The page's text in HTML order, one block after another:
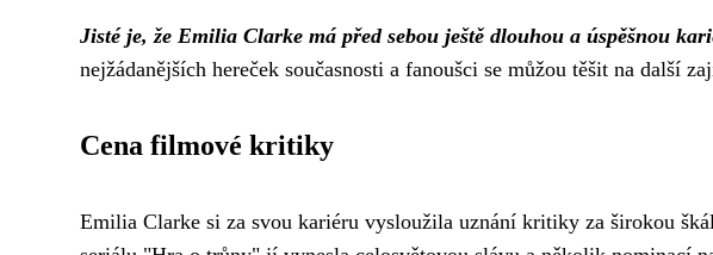
Jisté je, že Emilia Clarke má před sebou ještě dlouhou a úspěšnou
nejžádanějších hereček současnosti a fanoušci se můžou těšit na další
Cena filmové kritiky
Emilia Clarke si za svou kariéru vysloužila uznání kritiky za širokou